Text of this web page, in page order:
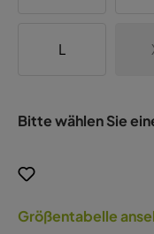
L
Bitte wählen Sie
Größentabelle